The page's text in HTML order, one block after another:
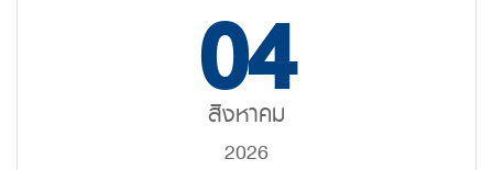
04
สิงหาคม
2026